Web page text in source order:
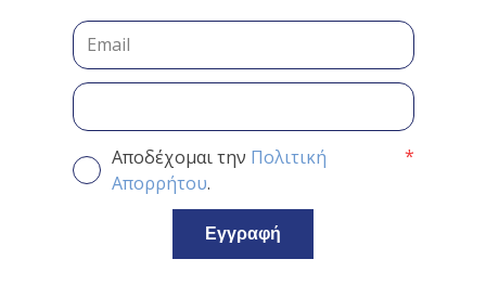
Αποδέχομαι την Πολιτική
Απορρήτου.
*
Εγγραφή